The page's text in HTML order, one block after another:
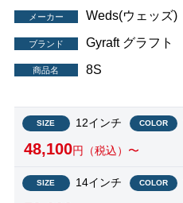
メーカー Weds(ウェッズ)
ブランド Gyraft グラフト
商品名 8S
SIZE 12インチ COLOR
48,100円（税込）〜
SIZE 14インチ COLOR